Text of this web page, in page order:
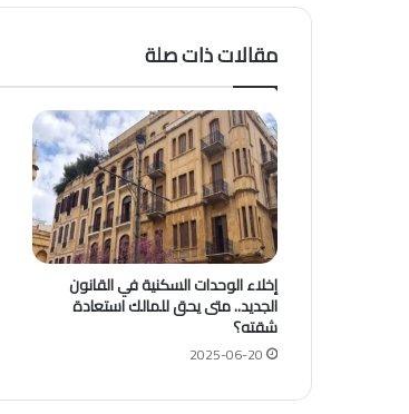
مقالات ذات صلة
إخلاء الوحدات السكنية في القانون
الجديد.. متى يحق للمالك استعادة
شقته؟
2025-06-20